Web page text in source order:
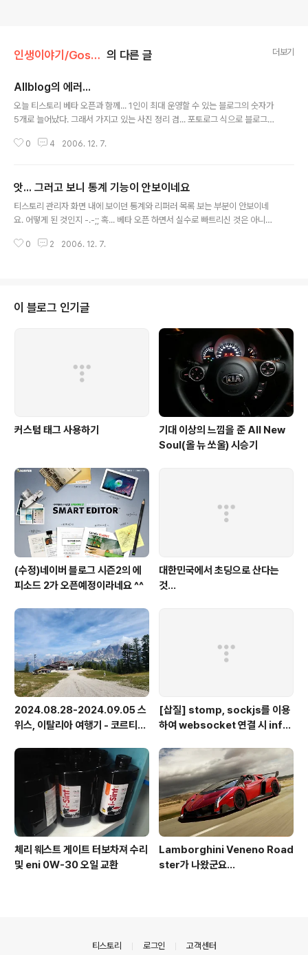
인생이야기/Gossip 의 다른 글 더보기
Allblog의 에러...
오늘 티스토리 베타 오픈과 함께... 1인이 최대 운영할 수 있는 블로그의 숫자가
5개로 늘어났다. 그래서 가지고 있는 사진 정리 겸... 포토로그 식으로 블로그를
알아서 글이 올라가는데... 올블은 '글 수집하기'를 눌러줘야만 한다. 그냥 아무
난감하군... 제목이라도 한번 바꿔봐야겠다... ^^ cf) 지금 제목을 1, 2 식으로 바
꿔 보니, 제대로 수집이 되네.. ㅎㅎ 수집을 제목 기준으로 하다니... 정말 난감한
순간이군... -.-;;
0 4 2006. 12. 7.
앗... 그러고 보니 통계 기능이 안보이네요
티스토리 관리자 화면 내에 보이던 통계와 리퍼러 목록 보는 부분이 안보이네
요. 어떻게 된 것인지 -.-;; 혹... 베타 오픈 하면서 실수로 빠트리신 것은 아니신
0 2 2006. 12. 7.
이 블로그 인기글
커스텀 태그 사용하기
기대 이상의 느낌을 준 All New
Soul(올 뉴 쏘울) 시승기
(수정)네이버 블로그 시즌2의 에
피소드 2가 오픈예정이라네요 ^^
대한민국에서 초딩으로 산다는
것...
2024.08.28-2024.09.05 스
위스, 이탈리아 여행기 - 코르티나
스
[삽질] stomp, sockjs를 이용
하여 websocket 연결 시 info
체리 웨스트 게이트 터보차져 수리
및 eni 0W-30 오일 교환
Lamborghini Veneno Road
ster가 나왔군요...
티스토리 로그인 고객센터